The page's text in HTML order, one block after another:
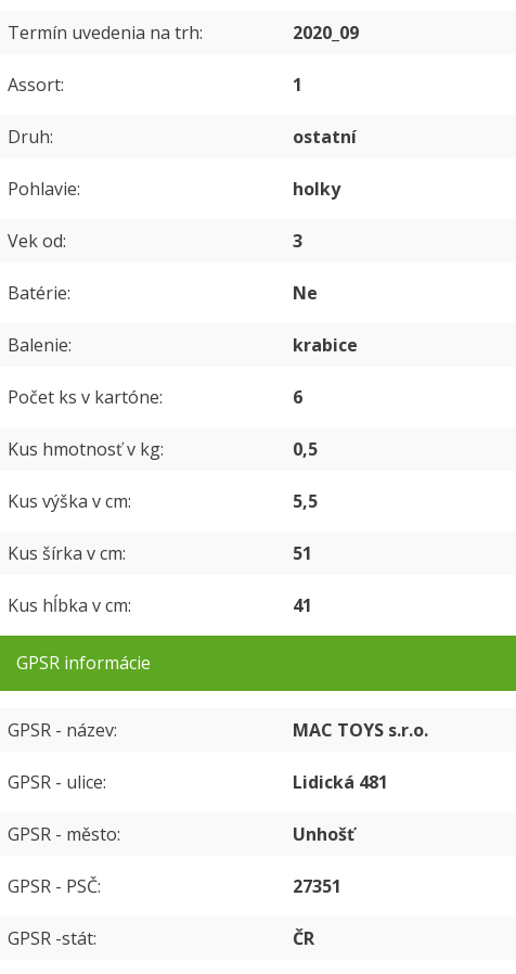
Termín uvedenia na trh 2020_09
Assort 1
Druh ostatní
Pohlavie holky
Vek od 3
Batérie Ne
Balenie krabice
Počet ks v kartóne 6
Kus hmotnosť v kg 0,5
Kus výška v cm 5,5
Kus šírka v cm 51
Kus hĺbka v cm 41
GPSR informácie
GPSR - název MAC TOYS s.r.o.
GPSR - ulice Lidická 481
GPSR - město Unhošť
GPSR - PSČ 27351
GPSR -stát ČR